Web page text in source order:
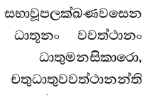
වවත්ථානං